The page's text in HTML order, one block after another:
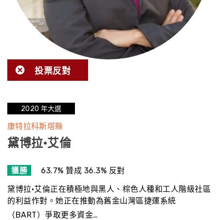
投票反對
2020 年大選
康特拉科斯塔縣
黛博拉·艾倫
獲勝 63.7% 贊成 36.3% 反對
黛博拉·艾倫正在積極地與黑人、棕色人種和工人階級社區
的利益作對。她正在推動為舊金山灣區捷運系統
（BART）爭取更多資金…